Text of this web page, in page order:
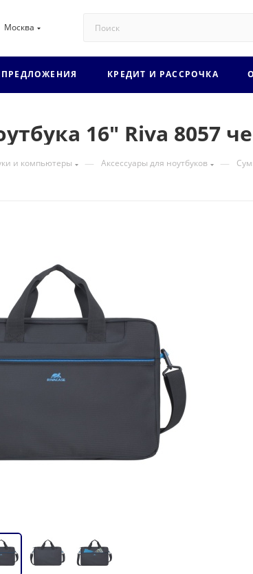
Москва
ПРЕДЛОЖЕНИЯ КРЕДИТ И РАССРОЧКА
16" Riva 8057
и компьютеры — Аксессуары для ноутбуков —